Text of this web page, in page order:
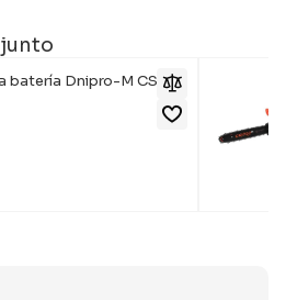
batería Dnipro-M CS-12